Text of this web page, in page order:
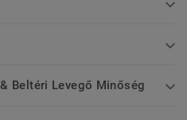
Beltéri Levegő Minőség